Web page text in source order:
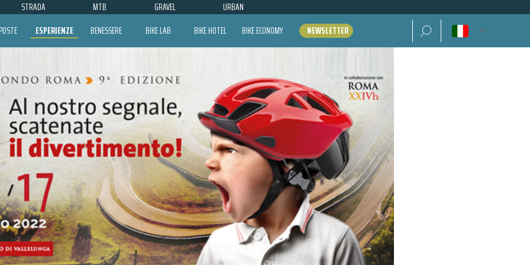
STRADA MTB GRAVEL URBAN
ESPERIENZE BENESSERE BIKE LAB BIKE HOTEL BIKE ECONOMY NEWSLETTER Ricerca per: